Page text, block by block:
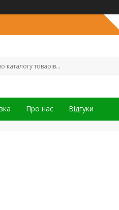
Про нас Відгуки